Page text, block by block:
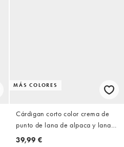
MÁS COLORES
Cárdigan corto color crema de
punto de lana de alpaca y lana
de Gina Tricot
39,99 €